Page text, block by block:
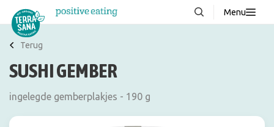
Menu
Over ons
Stories
Terug
SUSHI GEMBER
ingelegde gemberplakjes - 190 g